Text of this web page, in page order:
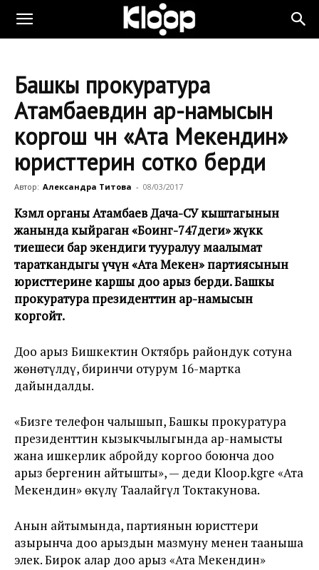
Башкы прокуратура
Атамбаевдин ар-намысын
коргош үчүн «Ата Мекендин»
юристтерин сотко берди
Автор: Александра Титова - 08/03/2017
Көзөмөл органы Атамбаев Дача-СУ кыштагынын
жанында кыйраган «Боинг-747деги» жүккө
тиешеси бар экендиги тууралуу маалымат
тараткандыгы үчүн «Ата Мекен» партиясынын
юристтерине каршы доо арыз берди. Башкы
прокуратура президенттин ар-намысын
коргойт.
Доо арыз Бишкектин Октябрь райондук сотуна
жөнөтүлдү, биринчи отурум 16-мартка
дайындалды.
«Бизге телефон чалышып, Башкы прокуратура
президенттин кызыкчылыгында ар-намысты
жана ишкерлик абройду коргоо боюнча доо
арыз бергенин айтышты», — деди Kloop.kgге «Ата
Мекендин» өкүлү Таалайгүл Токтакунова.
Анын айтымында, партиянын юристтери
азырынча доо арыздын мазмуну менен тааныша
элек. Бирок алар доо арыз «Ата Мекендин»